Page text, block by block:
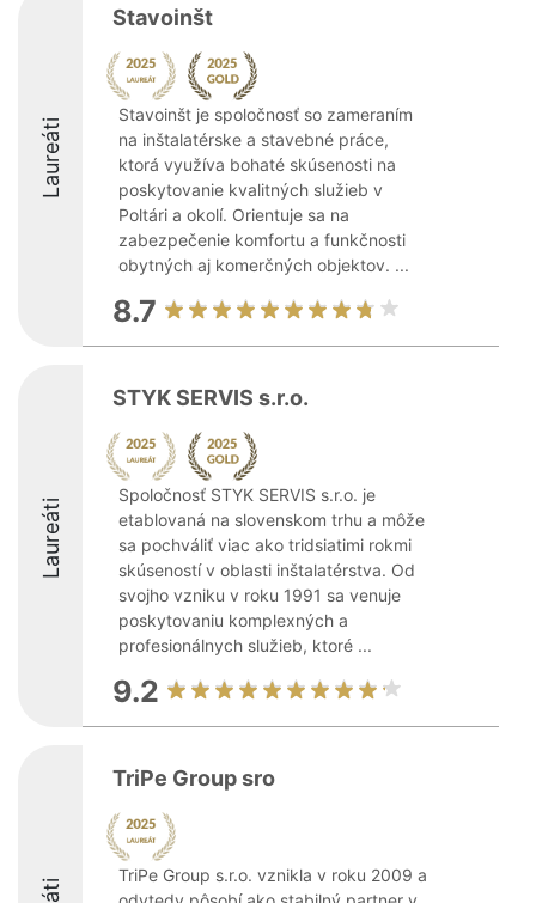
Laureáti
Stavoinšt
Stavoinšt je spoločnosť so zameraním
na inštalatérske a stavebné práce,
ktorá využíva bohaté skúsenosti na
poskytovanie kvalitných služieb v
Poltári a okolí. Orientuje sa na
zabezpečenie komfortu a funkčnosti
obytných aj komerčných objektov. ...
8.7
Laureáti
STYK SERVIS s.r.o.
Spoločnosť STYK SERVIS s.r.o. je
etablovaná na slovenskom trhu a môže
sa pochváliť viac ako tridsiatimi rokmi
skúseností v oblasti inštalatérstva. Od
svojho vzniku v roku 1991 sa venuje
poskytovaniu komplexných a
profesionálnych služieb, ktoré ...
9.2
TriPe Group sro
TriPe Group s.r.o. vznikla v roku 2009 a